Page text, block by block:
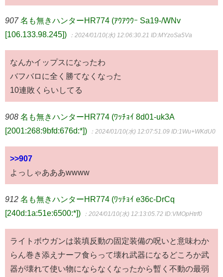
907 名も無きハンターHR774 (ｱｳｱｳｳｰ Sa19-/WNv
[106.133.98.245])
：2024/01/10(水) 12:06:30.21 ID:MYzoSa5Va
なんかイップスになったわ
バフバロに全く勝てなくなった
10連敗くらいしてる
908 名も無きハンターHR774 (ﾜｯﾁｮｲ 8d01-uk3A
[2001:268:9bfd:676d:*])
：2024/01/10(水) 12:07:51.09 ID:1Wu+WKdU0
>>907
よっしゃあああwwww
912 名も無きハンターHR774 (ﾜｯﾁｮｲ e36c-DrCq
[240d:1a:51e:6500:*])
：2024/01/10(水) 12:13:05.72 ID:VMOpHtrf0
ライトボウガンは装填反動の固定装備の呪いと意味わか
らん巻き添えナーフ食らって壊れ武器になるどころか武
器が壊れて使い物にならなくなったから暫く不動の最弱